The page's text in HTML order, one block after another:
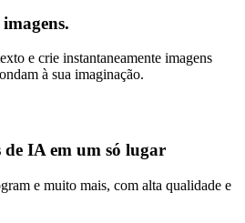
e crie instantaneamente imagens
à sua imaginação.
de IA em um só lugar
e muito mais, com alta qualidade e